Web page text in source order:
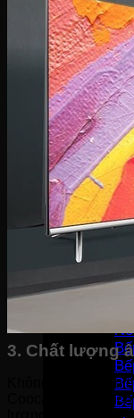
Thiết bị
Bộ
Nồi
3. Chất lượng
Không chỉ hoàn
Coocaa HD 43
lượng âm thanh